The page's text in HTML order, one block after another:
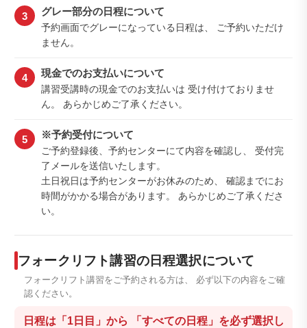
3 グレー部分の日程について
予約画面でグレーになっている日程は、 ご予約いただけ
ません。
4 現金でのお支払いについて
講習受講時の現金でのお支払いは 受け付けておりませ
ん。 あらかじめご了承ください。
5 ※予約受付について
ご予約登録後、予約センターにて内容を確認し、 受付完
了メールを送信いたします。
土日祝日は予約センターがお休みのため、 確認までにお
時間がかかる場合があります。 あらかじめご了承くださ
い。
フォークリフト講習の日程選択について
フォークリフト講習をご予約される方は、 必ず以下の内容をご確
認ください。
日程は「1日目」から 「すべての日程」を必ず選択し